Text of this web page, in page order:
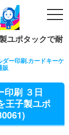
ユポタックで耐
ー印刷.カードキーケ
販
印刷 ３日
王子製ユポ